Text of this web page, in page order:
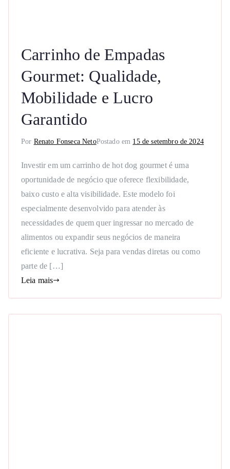
Carrinho de Empadas
Gourmet: Qualidade,
Mobilidade e Lucro
Garantido
Por Renato Fonseca NetoPostado em 15 de setembro de 2024
Investir em um carrinho de hot dog gourmet é uma
oportunidade de negócio que oferece flexibilidade,
baixo custo e alta visibilidade. Este modelo foi
especialmente desenvolvido para atender às
necessidades de quem quer ingressar no mercado de
alimentos ou expandir seus negócios de maneira
eficiente e lucrativa. Seja para vendas diretas ou como
parte de […]
Leia mais